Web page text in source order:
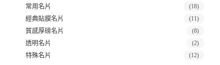
常用名片 (18)
經典貼膜名片 (11)
質感厚磅名片 (8)
透明名片 (2)
特殊名片 (12)